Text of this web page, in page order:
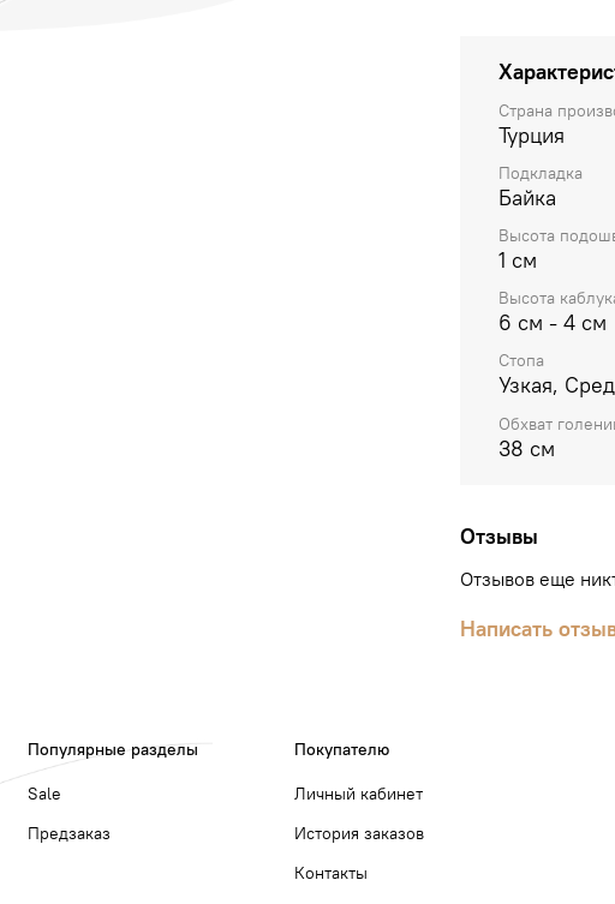
Страна
Турция
Подкладка
Байка
Высота
1 см
Высота
6 см - 4 см
Стопа
Узкая,
Обхват
38 см
Отзывы
Отзывов еще
Написать
Популярные разделы
Sale
Предзаказ
Покупателю
Личный кабинет
История заказов
Контакты